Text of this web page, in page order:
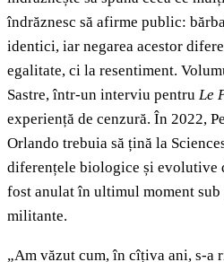
îndrăznesc să afirme public:
identici, iar negarea acestor
egalitate, ci la resentiment.
Sastre, într-un interviu pentru Le
experiență de cenzură. În 2022,
Orlando trebuia să țină la
diferențele biologice și evolutive
fost anulat în ultimul moment
militante.
„Am văzut cum, în cîțiva ani, s-a